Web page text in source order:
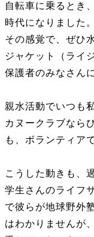
自転車に乗るとき
時代になりました。
その感覚で、ぜひ
ジャケット（ライ
保護者のみなさん
親水活動でいつも
カヌークラブなら
も、ボランティア
こうした動きも、
学生さんのライフ
で彼らが地球野外
はわかりませんが